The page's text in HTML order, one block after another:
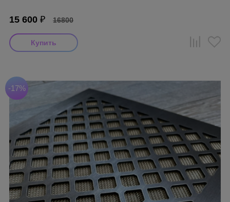
15 600 ₽ 16800
-17%